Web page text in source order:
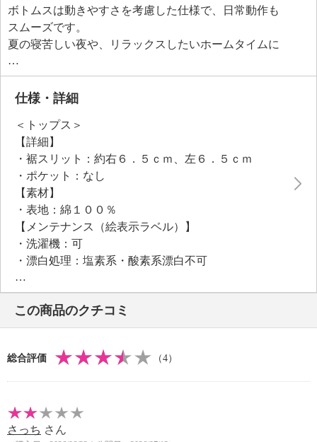
ボトムスは動きやすさを考慮した仕様で、日常動作も
スムーズです。
夏の寝苦しい夜や、リラックスしたいホームタイムに
おすすめ。
仕様・詳細
＜トップス＞
【詳細】
・裾スリット：約右６．５ｃｍ、左６．５ｃｍ
・ポケット：なし
【素材】
・表地：綿１００％
【メンテナンス（絵表示ラベル）】
・洗濯機：可
・漂白処理：塩素系・酸素系漂白不可
・タンブル乾燥：不可
・自然乾燥：日陰の吊り干し
・アイロン仕上げ：可（中温）
・ドライクリーニング：不可
・個体差あり
【原産国（地）】
＜ボトム＞
この商品のクチコミ
総合評価 （4）
さっち さん